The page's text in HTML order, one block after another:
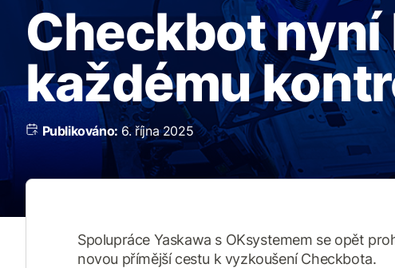
Checkbot nyní
každému
Publikováno: 6. října 2025
Spolupráce Yaskawa s OKsystemem se opět
novou přímější cestu k vyzkoušení Checkbota.